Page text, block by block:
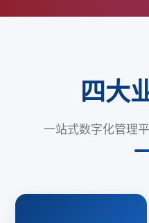
四大
一站式数字化管理